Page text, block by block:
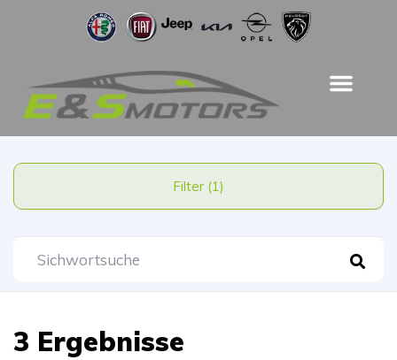
Filter (1)
3 Ergebnisse